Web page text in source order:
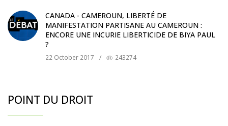
CANADA - CAMEROUN, LIBERTÉ DE
MANIFESTATION PARTISANE AU CAMEROUN :
ENCORE UNE INCURIE LIBERTICIDE DE BIYA PAUL
?
22 October 2017 / 243274
POINT DU DROIT